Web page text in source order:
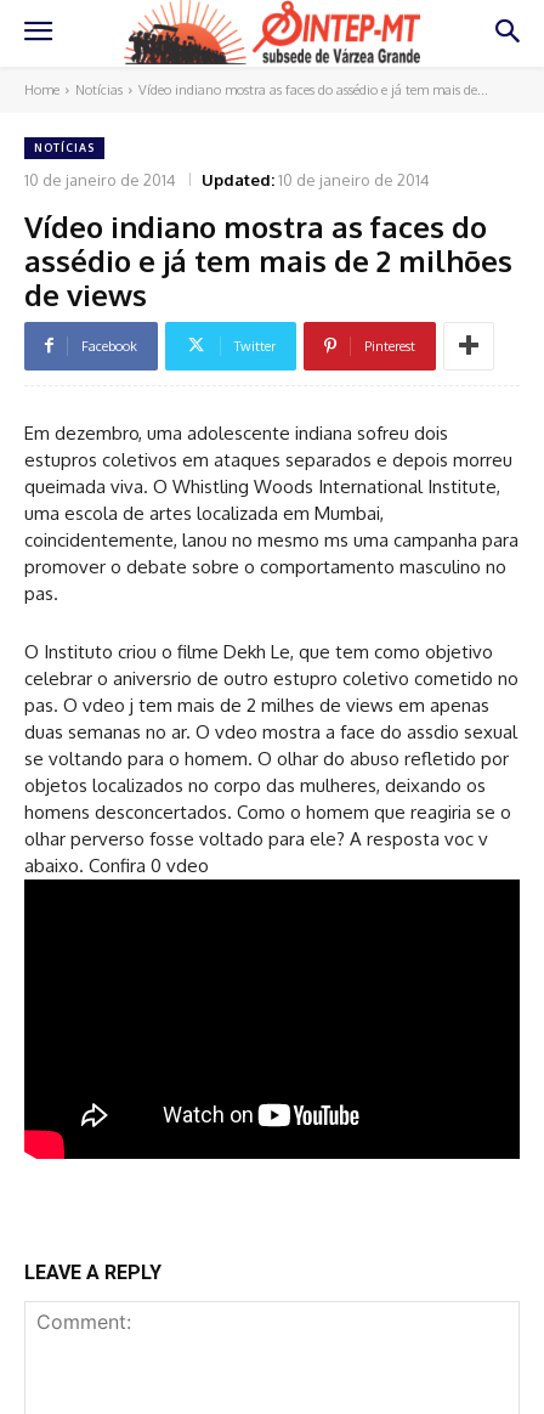
Home Notícias Vídeo indiano mostra as faces do assédio e já tem mais de...
NOTÍCIAS
10 de janeiro de 2014 Updated:10 de janeiro de 2014
Vídeo indiano mostra as faces do
assédio e já tem mais de 2 milhões
de views
Facebook Twitter Pinterest
Em dezembro, uma adolescente indiana sofreu dois
estupros coletivos em ataques separados e depois morreu
queimada viva. O Whistling Woods International Institute,
uma escola de artes localizada em Mumbai,
coincidentemente, lanou no mesmo ms uma campanha para
promover o debate sobre o comportamento masculino no
pas.
O Instituto criou o filme Dekh Le, que tem como objetivo
celebrar o aniversrio de outro estupro coletivo cometido no
pas. O vdeo j tem mais de 2 milhes de views em apenas
duas semanas no ar. O vdeo mostra a face do assdio sexual
se voltando para o homem. O olhar do abuso refletido por
objetos localizados no corpo das mulheres, deixando os
homens desconcertados. Como o homem que reagiria se o
olhar perverso fosse voltado para ele? A resposta voc v
abaixo. Confira 0 vdeo
LEAVE A REPLY